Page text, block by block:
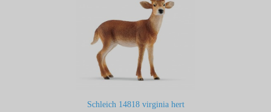
Schleich 14818 virginia hert